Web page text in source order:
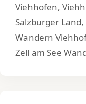
Viehhofen,
Salzburger Land,
Wandern
Zell am See